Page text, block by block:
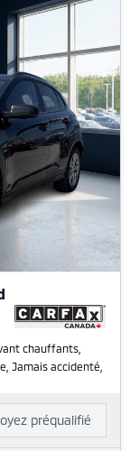
chauffants,
Jamais accidenté,
préqualifié